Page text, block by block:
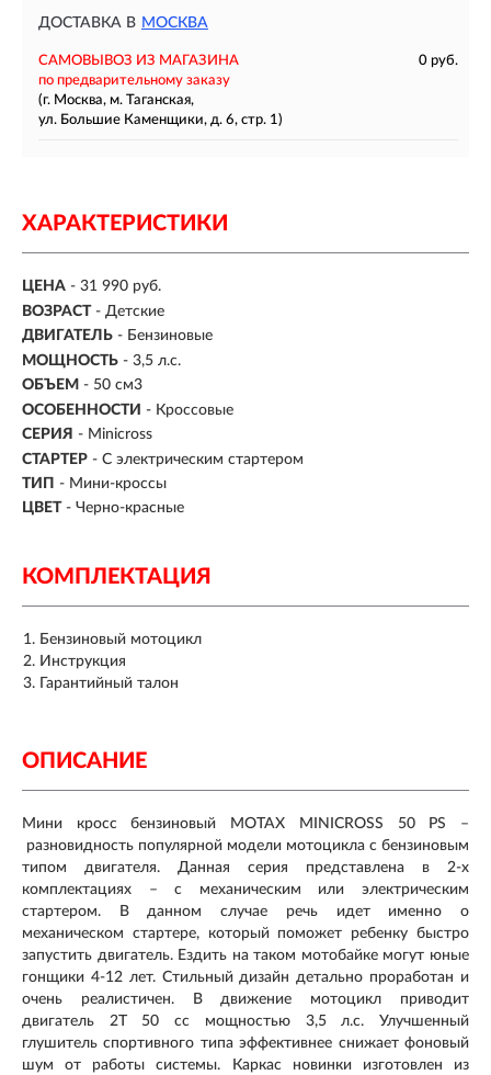
ДОСТАВКА В МОСКВА
САМОВЫВОЗ ИЗ МАГАЗИНА
0 руб.
по предварительному заказу
(г. Москва, м. Таганская,
ул. Большие Каменщики, д. 6, стр. 1)
ХАРАКТЕРИСТИКИ
ЦЕНА - 31 990 руб.
ВОЗРАСТ - Детские
ДВИГАТЕЛЬ - Бензиновые
МОЩНОСТЬ - 3,5 л.с.
ОБЪЕМ - 50 см3
ОСОБЕННОСТИ - Кроссовые
СЕРИЯ - Minicross
СТАРТЕР - С электрическим стартером
ТИП - Мини-кроссы
ЦВЕТ - Черно-красные
КОМПЛЕКТАЦИЯ
Бензиновый мотоцикл
Инструкция
Гарантийный талон
ОПИСАНИЕ
Мини кросс бензиновый MOTAX MINICROSS 50 PS –
разновидность популярной модели мотоцикла с бензиновым
типом двигателя. Данная серия представлена в 2-х
комплектациях – с механическим или электрическим
стартером. В данном случае речь идет именно о
механическом стартере, который поможет ребенку быстро
запустить двигатель. Ездить на таком мотобайке могут юные
гонщики 4-12 лет. Стильный дизайн детально проработан и
очень реалистичен. В движение мотоцикл приводит
двигатель 2Т 50 сс мощностью 3,5 л.с. Улучшенный
глушитель спортивного типа эффективнее снижает фоновый
шум от работы системы. Каркас новинки изготовлен из